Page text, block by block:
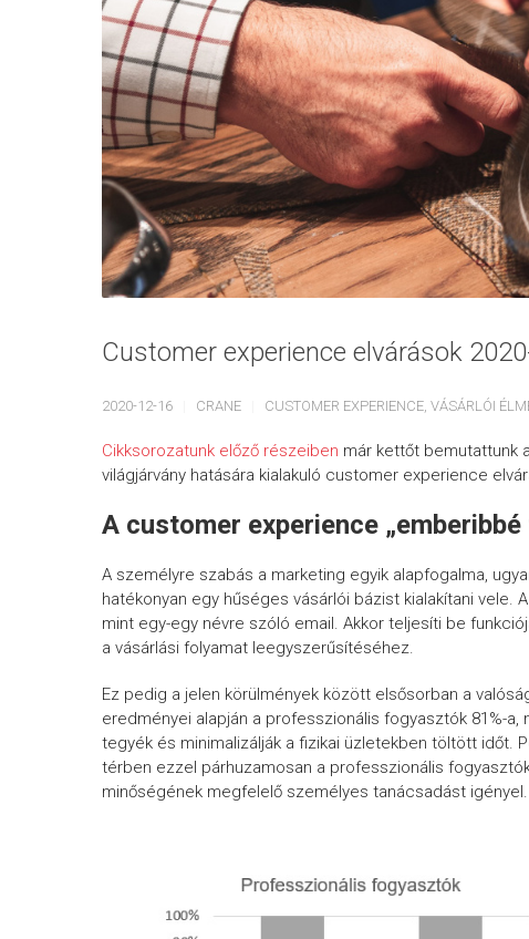
Customer experience elvárások
2020-12-16 CRANE CUSTOMER EXPERIENCE, VÁSÁRLÓI
Cikksorozatunk előző részeiben már kettőt bemutattunk
világjárvány hatására kialakuló customer experience
A customer experience
A személyre szabás a marketing egyik alapfogalma,
hatékonyan egy hűséges vásárlói bázist kialakítani
mint egy-egy névre szóló email. Akkor teljesíti be
a vásárlási folyamat leegyszerűsítéséhez.
Ez pedig a jelen körülmények között elsősorban a
eredményei alapján a professzionális fogyasztók 81%-
tegyék és minimalizálják a fizikai üzletekben töltött időt.
térben ezzel párhuzamosan a professzionális
minőségének megfelelő személyes tanácsadást igényel.